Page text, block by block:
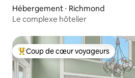
Hébergement ⋅ Richmond
Le complexe hôtelier
Coups de cœur voyageurs les plus
Coup de cœur voyageurs